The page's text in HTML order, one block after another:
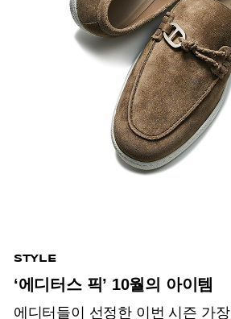
STYLE
‘에디터스 픽’ 10월의 아이템
에디터들이 선정한 이번 시즌 가